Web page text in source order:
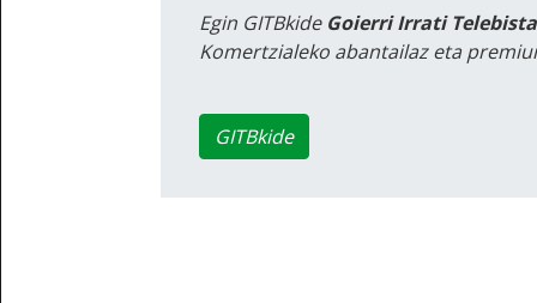
Egin GITBkide Goierri Irrati
Komertzialeko abantailaz eta
GITBkide